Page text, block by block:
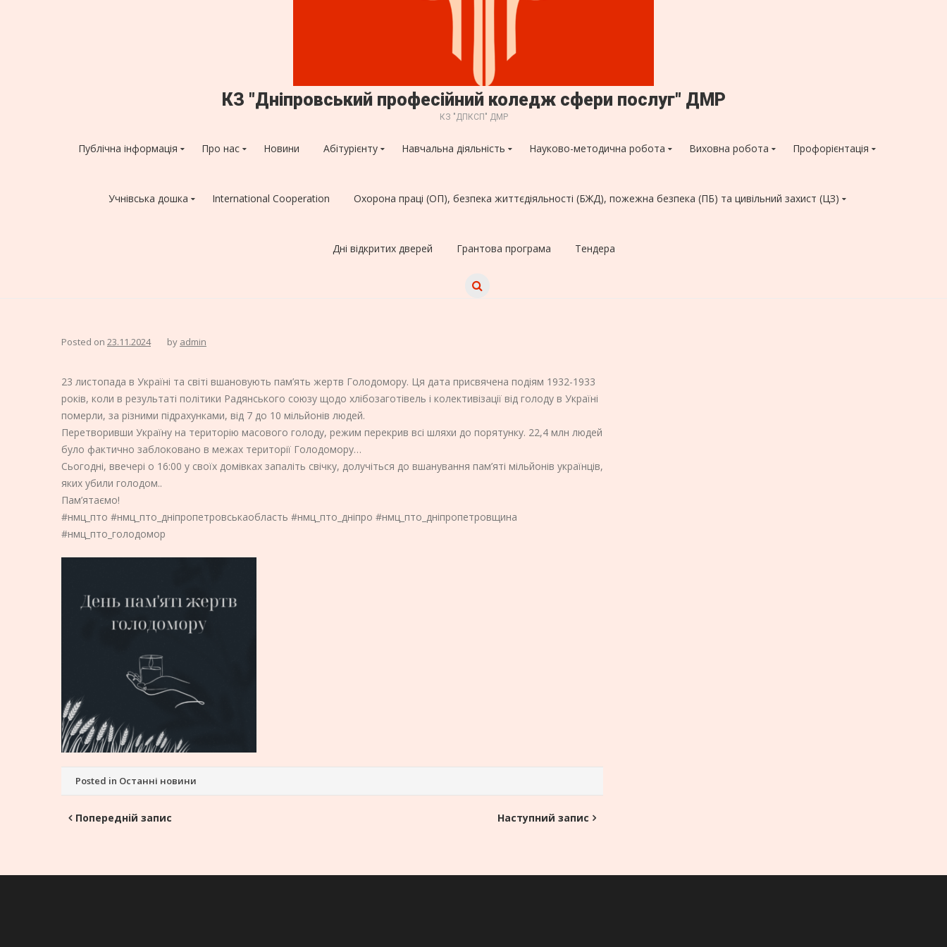
КЗ "Дніпровський професійний коледж сфери послуг" ДМР
КЗ "ДПКСП" ДМР
Публічна інформація Про нас Новини Абітурієнту Навчальна діяльність Науково-методична робота Виховна робота Профорієнтація
Учнівська дошка International Cooperation Охорона праці (ОП), безпека життєдіяльності (БЖД), пожежна безпека (ПБ) та цивільний захист (ЦЗ)
Дні відкритих дверей Грантова програма Тендера
Posted on 23.11.2024 by admin
23 листопада в Україні та світі вшановують пам’ять жертв Голодомору. Ця дата присвячена подіям 1932-1933
років, коли в результаті політики Радянського союзу щодо хлібозаготівель і колективізації від голоду в Україні
померли, за різними підрахунками, від 7 до 10 мільйонів людей.
Перетворивши Україну на територію масового голоду, режим перекрив всі шляхи до порятунку. 22,4 млн людей
було фактично заблоковано в межах території Голодомору…
Сьогодні, ввечері о 16:00 у своїх домівках запаліть свічку, долучіться до вшанування пам’яті мільйонів українців,
яких убили голодом..
Пам’ятаємо!
#нмц_пто #нмц_пто_дніпропетровськаобласть #нмц_пто_дніпро #нмц_пто_дніпропетровщина
#нмц_пто_голодомор
Posted in Останні новини
Навігація
Попередній запис Наступний запис